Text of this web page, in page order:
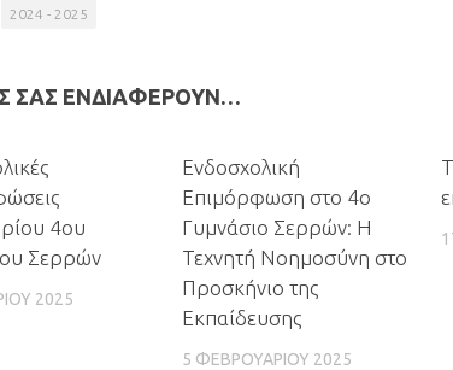
2024 - 2025
ΣΑΣ ΕΝΔΙΑΦΈΡΟΥΝ…
4ου
Σερρών
2025
Ενδοσχολική
Επιμόρφωση στο 4ο
Γυμνάσιο Σερρών: Η
Τεχνητή Νοημοσύνη στο
Προσκήνιο της
Εκπαίδευσης
5 ΦΕΒΡΟΥΑΡΊΟΥ 2025